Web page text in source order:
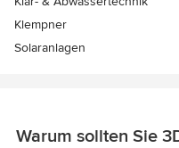
Klempner
Solaranlagen
Warum sollten Sie